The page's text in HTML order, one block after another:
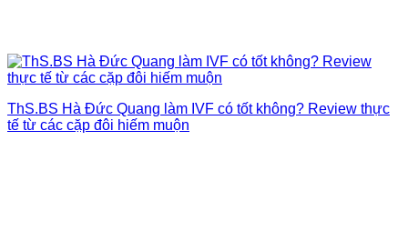
ThS.BS Hà Đức Quang làm IVF có tốt không? Review thực
tế từ các cặp đôi hiếm muộn